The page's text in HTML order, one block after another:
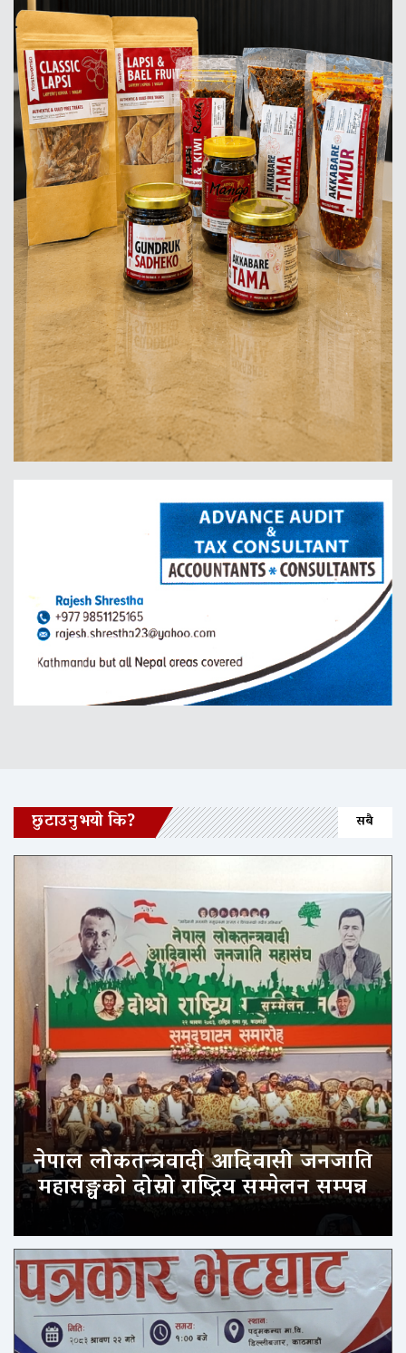
छुटाउनुभयो कि? सबै
नेपाल लोकतन्त्रवादी आदिवासी जनजाति
महासङ्घको दोस्रो राष्ट्रिय सम्मेलन सम्पन्न